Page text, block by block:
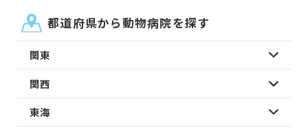
都道府県から動物病院を探す
関東
関西
東海